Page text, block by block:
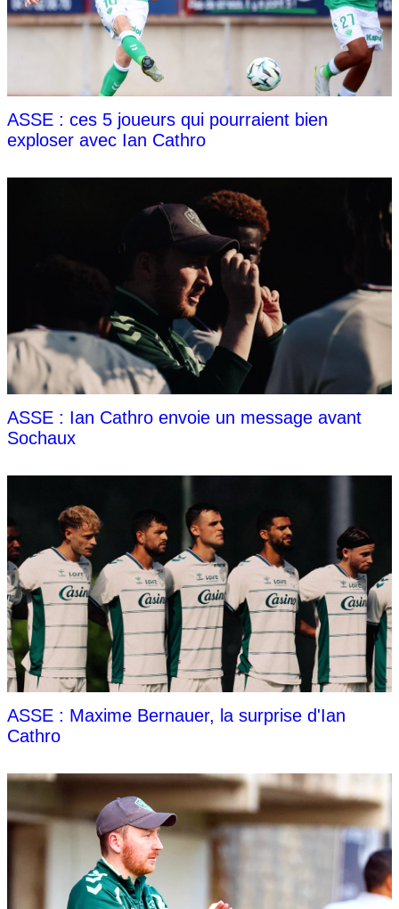
ASSE : ces 5 joueurs qui pourraient bien
exploser avec Ian Cathro
ASSE : Ian Cathro envoie un message avant
Sochaux
ASSE : Maxime Bernauer, la surprise d'Ian
Cathro